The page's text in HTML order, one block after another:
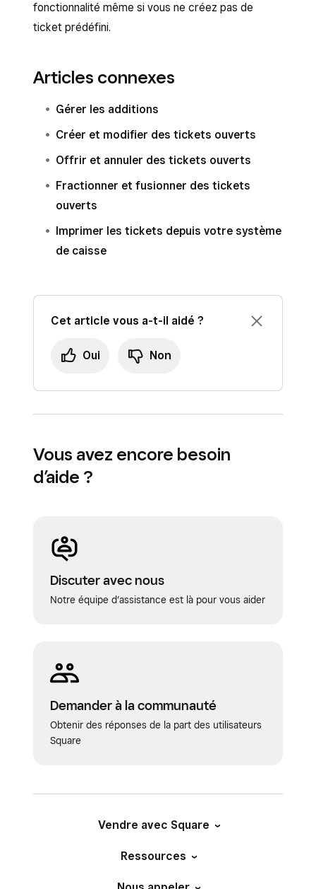
fonctionnalité même si vous ne créez pas de
ticket prédéfini.
Articles connexes
Gérer les additions
Créer et modifier des tickets ouverts
Offrir et annuler des tickets ouverts
Fractionner et fusionner des tickets
ouverts
Imprimer les tickets depuis votre système
de caisse
Cet article vous a-t-il aidé ?
Oui Non
Vous avez encore besoin
d’aide ?
Discuter avec nous
Notre équipe d’assistance est là pour vous aider
Demander à la communauté
Obtenir des réponses de la part des utilisateurs
Square
Vendre avec Square
Ressources